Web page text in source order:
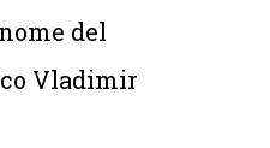
del
Vladimir